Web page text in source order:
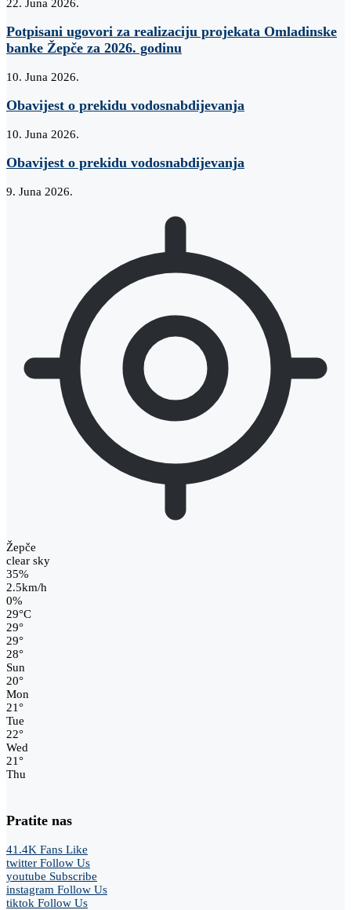
22. Juna 2026.
Potpisani ugovori za realizaciju projekata Omladinske
banke Žepče za 2026. godinu
10. Juna 2026.
Obavijest o prekidu vodosnabdijevanja
10. Juna 2026.
Obavijest o prekidu vodosnabdijevanja
9. Juna 2026.
Žepče
clear sky
35%
2.5km/h
0%
29°C
29°
29°
28°
Sun
20°
Mon
21°
Tue
22°
Wed
21°
Thu
Pratite nas
41.4K Fans Like
twitter Follow Us
youtube Subscribe
instagram Follow Us
tiktok Follow Us